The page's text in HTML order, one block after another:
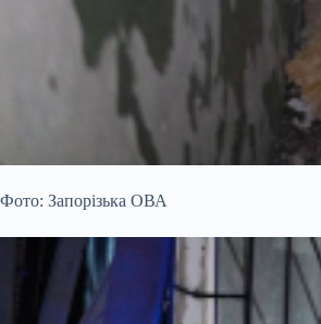
Фото: Запорізька ОВА